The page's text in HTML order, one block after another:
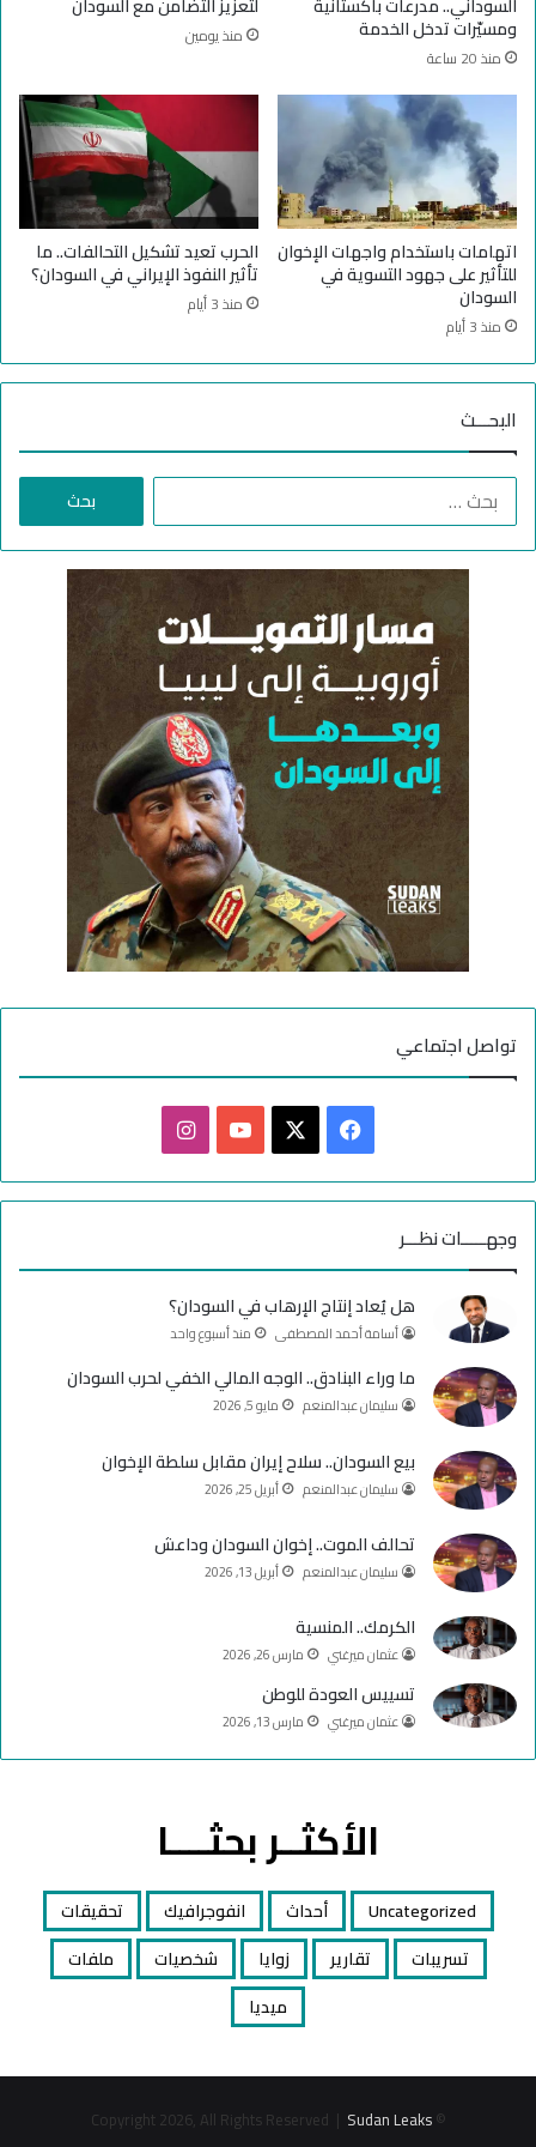
ا
ن
ع
ب
ع
د
ف
ر
و
ا
ت
ب
م
ومسيّرات تدخل الخدمة
منذ 20 ساعة
منذ يومين
اتهامات باستخدام واجهات الإخوان
للتأثير على جهود التسوية في
السودان
منذ 3 أيام
الحرب تعيد تشكيل التحالفات.. ما
تأثير النفوذ الإيراني في السودان؟
منذ 3 أيام
البحـــث
ح
تواصل اجتماعي
ي
ب
و
ك
X
Y
u
T
u
b
e
ن
ت
ق
م
وجهـــــات نظـــر
هل يُعاد إنتاج الإرهاب في السودان؟
أسامة أحمد المصطفى منذ أسبوع واحد
ما وراء البنادق.. الوجه المالي الخفي لحرب السودان
سليمان عبدالمنعم مايو 5, 2026
بيع السودان.. سلاح إيران مقابل سلطة الإخوان
سليمان عبدالمنعم أبريل 25, 2026
تحالف الموت.. إخوان السودان وداعش
سليمان عبدالمنعم أبريل 13, 2026
الكرمك.. المنسية
عثمان ميرغني مارس 26, 2026
تسييس العودة للوطن
عثمان ميرغني مارس 13, 2026
الأكثــر بحثــــا
Uncategorized أحداث انفوجرافيك
تحقيقات
تسريبات
تقارير زوايا شخصيات
ملفات
ميديا
© Copyright 2026, All Rights Reserved |
Sudan Leaks